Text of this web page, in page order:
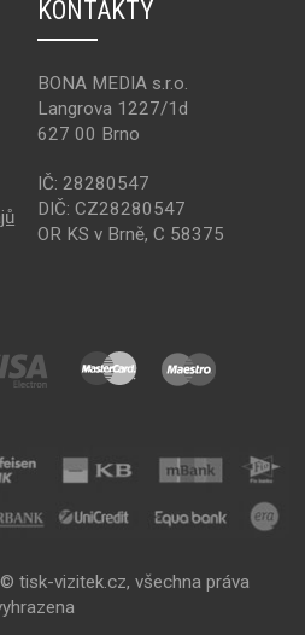
KONTAKTY
BONA MEDIA s.r.o.
Langrova 1227/1d
627 00 Brno
IČ: 28280547
DIČ: CZ28280547
OR KS v Brně, C 58375
tisk-vizitek.cz, všechna práva